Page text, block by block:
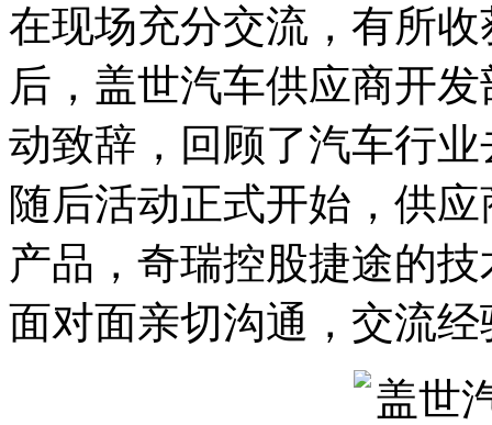
在现场充分交流，有所
后，盖世汽车供应商开
动致辞，回顾了汽车行
随后活动正式开始，供
产品，奇瑞控股捷途的
面对面亲切沟通，交流经